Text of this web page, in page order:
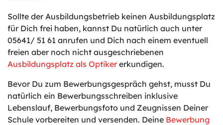
Sollte der Ausbildungsbetrieb keinen Ausbildungsplatz
für Dich frei haben, kannst Du natürlich auch unter
05641/ 51 61 anrufen und Dich nach einem eventuell
freien aber noch nicht ausgeschriebenen
Ausbildungsplatz als Optiker erkundigen.
Bevor Du zum Bewerbungsgespräch gehst, musst Du
natürlich ein Bewerbungsschreiben inklusive
Lebenslauf, Bewerbungsfoto und Zeugnissen Deiner
Schule vorbereiten und versenden. Deine Bewerbung